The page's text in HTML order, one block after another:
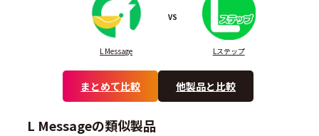
L Message
VS
Lステップ
まとめて比較 他製品と比較
L Messageの類似製品